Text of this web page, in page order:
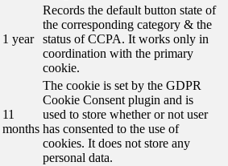
1 year
Records the default button state of
the corresponding category & the
status of CCPA. It works only in
coordination with the primary
cookie.
11
months
The cookie is set by the GDPR
Cookie Consent plugin and is
used to store whether or not user
has consented to the use of
cookies. It does not store any
personal data.